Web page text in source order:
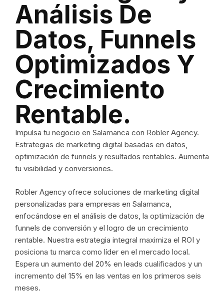
Análisis De
Datos, Funnels
Optimizados Y
Crecimiento
Rentable.
Impulsa tu negocio en Salamanca con Robler Agency.
Estrategias de marketing digital basadas en datos,
optimización de funnels y resultados rentables. Aumenta
tu visibilidad y conversiones.
Robler Agency ofrece soluciones de marketing digital
personalizadas para empresas en Salamanca,
enfocándose en el análisis de datos, la optimización de
funnels de conversión y el logro de un crecimiento
rentable. Nuestra estrategia integral maximiza el ROI y
posiciona tu marca como líder en el mercado local.
Espera un aumento del 20% en leads cualificados y un
incremento del 15% en las ventas en los primeros seis
meses.